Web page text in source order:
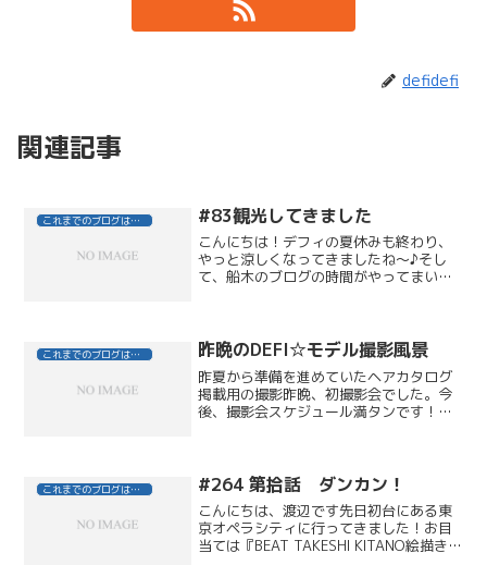
defidefi
関連記事
これまでのブログはこちら #83観光してきました
こんにちは！デフィの夏休みも終わり、
やっと涼しくなってきましたね～♪そし
て、船木のブログの時間がやってまいり
ず、男鹿半島の一番先っぽの...
これまでのブログはこちら 昨晩のDEFI☆モデル撮影風景
昨夏から準備を進めていたヘアカタログ
掲載用の撮影昨晩、初撮影会でした。今
後、撮影会スケジュール満タンです！ホ
cell phone ...
これまでのブログはこちら #264 第拾話 ダンカン！
こんにちは、渡辺です先日初台にある東
京オペラシティに行ってきました！お目
当ては『BEAT TAKESHI KITANO絵描き小